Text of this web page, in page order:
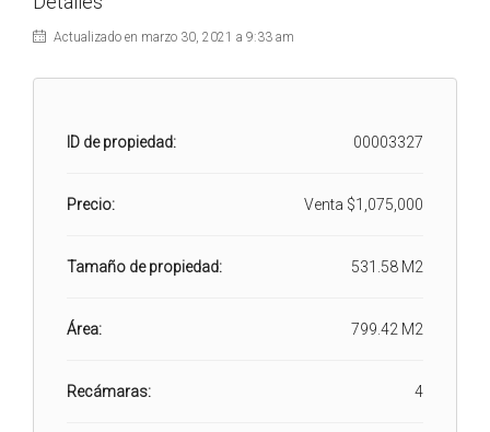
Actualizado en marzo 30, 2021 a 9:33 am
ID de propiedad: 00003327
Precio: Venta $1,075,000
Tamaño de propiedad: 531.58 M2
Área: 799.42 M2
Recámaras: 4